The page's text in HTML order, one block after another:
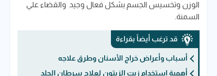
الوزن وتخسيس الجسم بشكل فعال وجيد والقضاء علي
السمنة.
قد ترغب أيضاً بقراءة
أسباب وأعراض خراج الأسنان وطرق علاجه
أهمية استخدام زيت الزيتون لعلاج سرطان الجلد